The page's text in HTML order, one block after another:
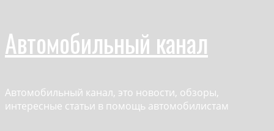
Перейти
к
содержимому
Автомобильный канал
Автомобильный канал, это новости, обзоры,
интересные статьи в помощь автомобилистам